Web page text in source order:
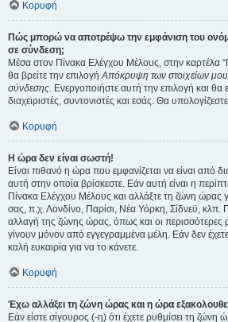
Κορυφή
Πώς μπορώ να αποτρέψω την εμφάνιση του
σε σύνδεση;
Μέσα στον Πίνακα Ελέγχου Μέλους, στην καρτέλα
θα βρείτε την επιλογήΑπόκρυψη των στοιχείων μου
σύνδεσης. Ενεργοποιήστε αυτή την επιλογή και θα
διαχειριστές, συντονιστές και εσάς. Θα
Κορυφή
Η ώρα δεν είναι σωστή!
Είναι πιθανό η ώρα που εμφανίζεται να είναι από
αυτή στην οποία βρίσκεστε. Εάν αυτή είναι η
Πίνακα Ελέγχου Μέλους και αλλάξτε τη ζώνη ώρας
σας, π.χ. Λονδίνο, Παρίσι, Νέα Υόρκη, Σίδνεϋ, κλπ.
αλλαγή της ζώνης ώρας, όπως και οι περισσότερες
γίνουν μόνον από εγγεγραμμένα μέλη. Εάν δεν έχετε
καλή ευκαιρία για να το κάνετε.
Κορυφή
Έχω αλλάξει τη ζώνη ώρας και η ώρα
Εάν είστε σίγουρος (-η) ότι έχετε ρυθμίσει τη